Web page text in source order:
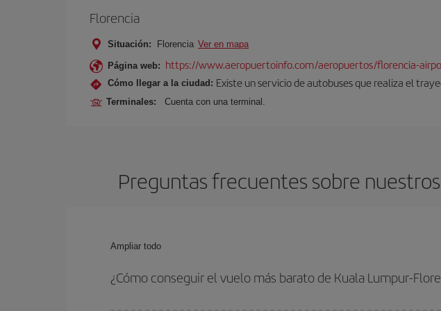
Florencia
Situación: Florencia Ver en mapa
Página web: https://www.aeropuertoinfo.com/aeropuertos/florencia-
Cómo llegar a la ciudad: Existe un servicio de autobuses que realiza el
Terminales: Cuenta con una terminal.
Preguntas frecuentes sobre
Ampliar todo
¿Cómo conseguir el vuelo más barato de Kuala Lumpur-